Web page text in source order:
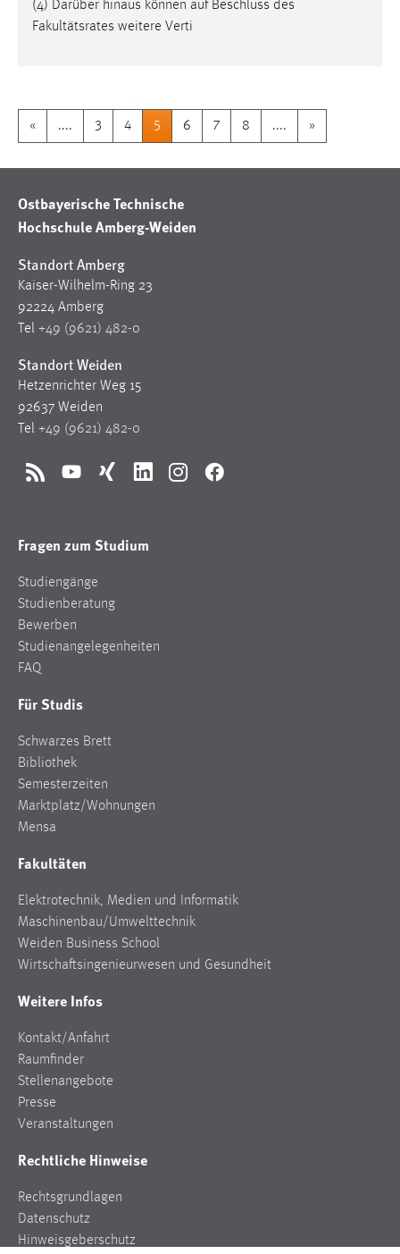
(4) Darüber hinaus können auf Beschluss des
Fakultätsrates weitere Verti
« .... 3 4 5 6 7 8 .... »
Ostbayerische Technische
Hochschule Amberg-Weiden
Standort Amberg
Kaiser-Wilhelm-Ring 23
92224 Amberg
Tel +49 (9621) 482-0
Standort Weiden
Hetzenrichter Weg 15
92637 Weiden
Tel +49 (9621) 482-0
RSS YouTubeXing LinkedInInstagramFacebook
Fragen zum Studium
Studiengänge
Studienberatung
Bewerben
Studienangelegenheiten
FAQ
Für Studis
Schwarzes Brett
Bibliothek
Semesterzeiten
Marktplatz/Wohnungen
Mensa
Fakultäten
Elektrotechnik, Medien und Informatik
Maschinenbau/Umwelttechnik
Weiden Business School
Wirtschaftsingenieurwesen und Gesundheit
Weitere Infos
Kontakt/Anfahrt
Raumfinder
Stellenangebote
Presse
Veranstaltungen
Rechtliche Hinweise
Rechtsgrundlagen
Datenschutz
Hinweisgeberschutz